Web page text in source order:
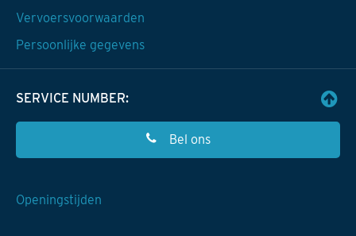
Vervoersvoorwaarden
Persoonlijke gegevens
SERVICE NUMBER:
Bel ons
Openingstijden